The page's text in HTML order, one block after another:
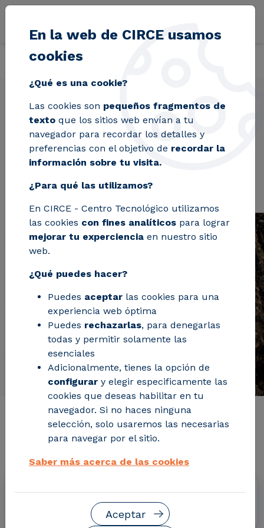
Pasar al contenido principal
Proyectos
BIOS MATER
Información de interés del
proyecto
Fechas
1 de junio de 2025 – 31 de mayo de 2029
En la web de CIRCE usamos
cookies
¿Qué es una cookie?
Las cookies son pequeños fragmentos de
texto que los sitios web envían a tu
navegador para recordar los detalles y
preferencias con el objetivo de recordar la
información sobre tu visita.
¿Para qué las utilizamos?
En CIRCE - Centro Tecnológico utilizamos
las cookies con fines analíticos para lograr
mejorar tu experciencia en nuestro sitio
web.
¿Qué puedes hacer?
Puedes aceptar las cookies para una
experiencia web óptima
Puedes rechazarlas, para denegarlas
todas y permitir solamente las
esenciales
Adicionalmente, tienes la opción de
configurar y elegir especificamente las
cookies que deseas habilitar en tu
navegador. Si no haces ninguna
selección, solo usaremos las necesarias
para navegar por el sitio.
Saber más acerca de las cookies
Aceptar